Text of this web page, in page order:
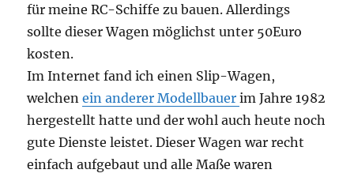
für meine RC-Schiffe zu bauen. Allerdings
sollte dieser Wagen möglichst unter 50Euro
kosten.
Im Internet fand ich einen Slip-Wagen,
welchenein anderer Modellbauerim Jahre 1982
hergestellt hatte und der wohl auch heute noch
gute Dienste leistet. Dieser Wagen war recht
einfach aufgebaut und alle Maße waren